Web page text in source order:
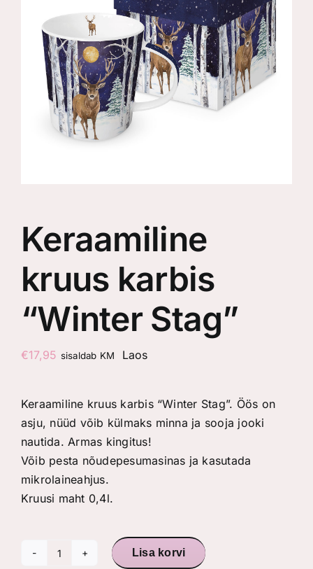
Keraamiline
kruus karbis
“Winter Stag”
€17,95 sisaldab KM Laos
Keraamiline kruus karbis “Winter Stag”. Öös on
asju, nüüd võib külmaks minna ja sooja jooki
nautida. Armas kingitus!
Võib pesta nõudepesumasinas ja kasutada
mikrolaineahjus.
Kruusi maht 0,4l.
Keraamiline
Lisa korvi